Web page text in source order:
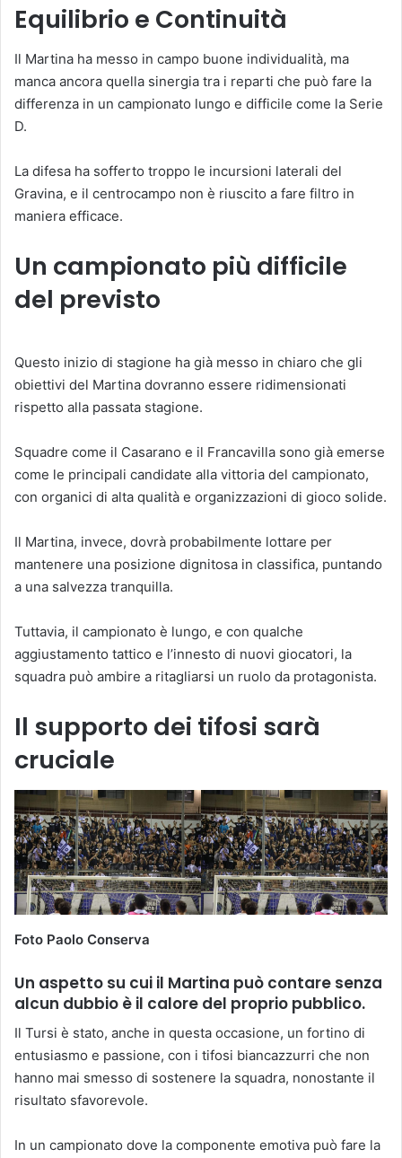
Equilibrio e Continuità
Il Martina ha messo in campo buone individualità, ma
manca ancora quella sinergia tra i reparti che può fare la
differenza in un campionato lungo e difficile come la Serie
D.
La difesa ha sofferto troppo le incursioni laterali del
Gravina, e il centrocampo non è riuscito a fare filtro in
maniera efficace.
Un campionato più difficile
del previsto
Questo inizio di stagione ha già messo in chiaro che gli
obiettivi del Martina dovranno essere ridimensionati
rispetto alla passata stagione.
Squadre come il Casarano e il Francavilla sono già emerse
come le principali candidate alla vittoria del campionato,
con organici di alta qualità e organizzazioni di gioco solide.
Il Martina, invece, dovrà probabilmente lottare per
mantenere una posizione dignitosa in classifica, puntando
a una salvezza tranquilla.
Tuttavia, il campionato è lungo, e con qualche
aggiustamento tattico e l’innesto di nuovi giocatori, la
squadra può ambire a ritagliarsi un ruolo da protagonista.
Il supporto dei tifosi sarà
cruciale
Foto Paolo Conserva
Un aspetto su cui il Martina può contare senza
alcun dubbio è il calore del proprio pubblico.
Il Tursi è stato, anche in questa occasione, un fortino di
entusiasmo e passione, con i tifosi biancazzurri che non
hanno mai smesso di sostenere la squadra, nonostante il
risultato sfavorevole.
In un campionato dove la componente emotiva può fare la